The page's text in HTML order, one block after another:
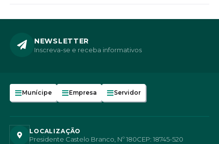
NEWSLETTER
Inscreva-se e receba informativos
Munícipe Empresa Servidor
LOCALIZAÇÃO
Presidente Castelo Branco, Nº 180CEP: 18745-520